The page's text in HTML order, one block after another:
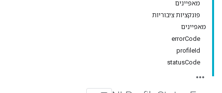
מאפיינים
פונקציות ציבוריות
מאפיינים
errorCode
profileId
statusCode